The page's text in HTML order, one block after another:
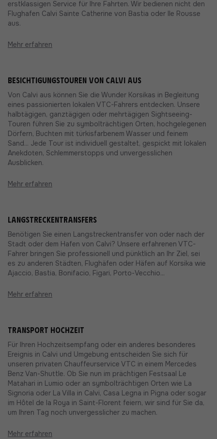
erstklassigen Service für Ihre Fahrten. Wir bedienen nicht den
Flughafen Calvi Sainte Catherine von Bastia oder Ile Rousse
aus.
Mehr erfahren
Besichtigungstouren von Calvi aus
Von Calvi aus können Sie die Wunder Korsikas in Begleitung
eines passionierten lokalen VTC-Fahrers entdecken. Unsere
halbtägigen, ganztägigen oder mehrtägigen Sightseeing-
Touren führen Sie zu symbolträchtigen Orten, hochgelegenen
Dörfern, Buchten mit türkisfarbenem Wasser und feinem
Sand... Jede Tour ist individuell gestaltet, gespickt mit lokalen
Anekdoten, Schlemmerstopps und unvergesslichen
Ausblicken.
Mehr erfahren
Langstreckentransfers
Benötigen Sie einen Langstreckentransfer von oder nach der
Stadt oder dem Hafen von Calvi? Unsere erfahrenen VTC-
Fahrer bringen Sie professionell und pünktlich an Ihr Ziel, sei
es zu anderen Städten, Flughäfen oder Häfen auf Korsika wie
Ajaccio, Bastia, Bonifacio, Figari, Porto-Vecchio...
Mehr erfahren
Transport Hochzeit
Für Ihren Hochzeitsempfang oder ein anderes besonderes
Ereignis in Calvi und Umgebung entscheiden Sie sich für
unseren privaten Chauffeurservice VTC in einem Mercedes
Benz Van-Shuttle. Ob Sie nun im prächtigen Festsaal Le
Matahari in Lumio oder an symbolträchtigen Orten wie La
Signoria oder La Villa in Calvi, Casa Legna in Pigna oder sogar
im Hôtel de la Roya in Saint-Florent feiern, wir sind für Sie da,
um Ihren Tag noch unvergesslicher zu machen.
Mehr erfahren